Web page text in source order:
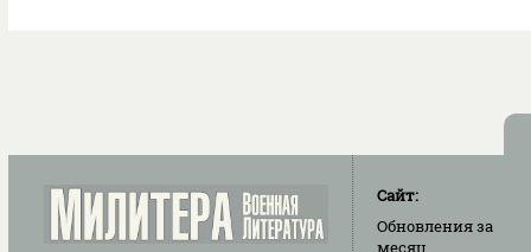
Сайт:
Обновленияза
месяц